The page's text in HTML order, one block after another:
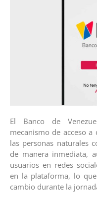
El Banco de
mecanismo de acceso
las personas naturales
de manera inmediata,
usuarios en redes
en la plataforma, lo
cambio durante la